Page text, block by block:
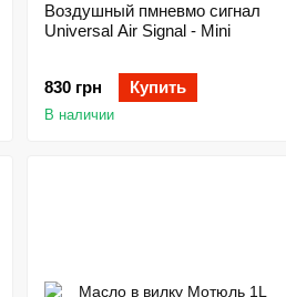
Воздушный пмневмо сигнал
Universal Air Signal - Mini
830 грн Купить
В наличии